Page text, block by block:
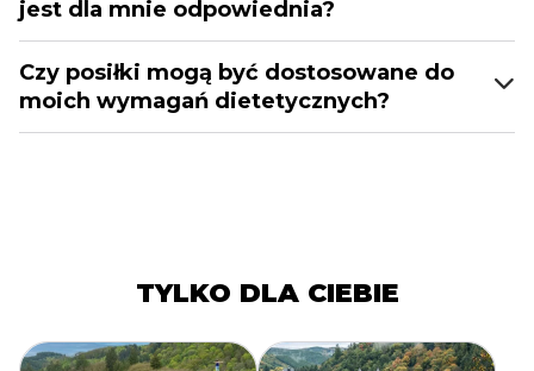
jest dla mnie odpowiednia?
Czy posiłki mogą być dostosowane do
moich wymagań dietetycznych?
TYLKO DLA CIEBIE